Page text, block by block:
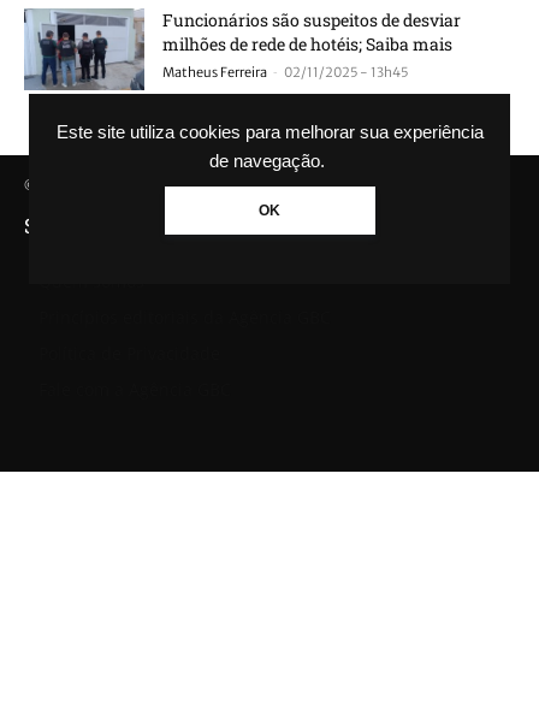
Este site utiliza cookies para melhorar sua experiência
de navegação.
OK
Funcionários são suspeitos de desviar
milhões de rede de hotéis; Saiba mais
Matheus Ferreira - 02/11/2025 - 13h45
© Agência GBC. Aqui tem notícia. Todos os direitos reservados.
SAIBA MAIS SOBRE A AGÊNCIA GBC